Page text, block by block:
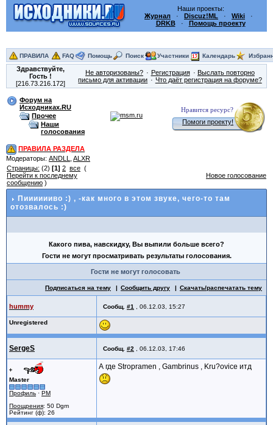
Наши проекты:
Журнал · Discuz!ML · Wiki ·
DRKB· Помощь проекту
ПРАВИЛА FAQ Помощь Поиск Участники Календарь
Здравствуйте,
Гость!
[216.73.216.172]
Не авторизованы? Регистрация
Выслать повторно
письмо для активации
Что даёт регистрация на форуме?
Форум на
Исходниках.RU
Прочее
Наши
голосования
Нравится ресурс?
Помоги проекту!
ПРАВИЛА РАЗДЕЛА
Модераторы: ANDLL
ALXR
Страницы: (2) [1] 2 все (
Перейти к последнему
сообщению )
Новое голосование
Пииииииво :) , -как много в этом звуке, чего-то там
отозвалось :)
Какого пива, навскидку, Вы выпили больше всего?
Гости не могут просматривать результаты голосования.
Гости не могут голосовать
Подписаться на тему Сообщить другу Скачать/распечатать тему
hummy Сообщ. #1 06.12.03, 15:27
Unregistered
SergeS Сообщ. #2 06.12.03, 17:46
Master
Профиль · PM
Поощрения: 50 Dgm
Рейтинг (ф): 26
А где Stropramen , Gambrinus , Kru?ovice итд